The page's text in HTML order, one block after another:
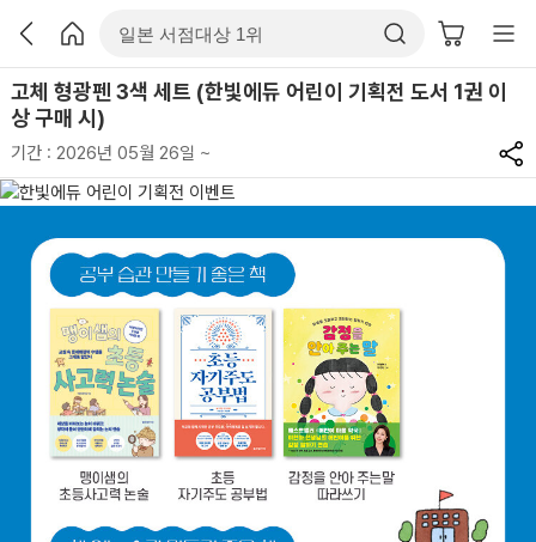
고체 형광펜 3색 세트 (한빛에듀 어린이 기획전 도서 1권 이
상 구매 시)
기간 : 2026년 05월 26일 ~